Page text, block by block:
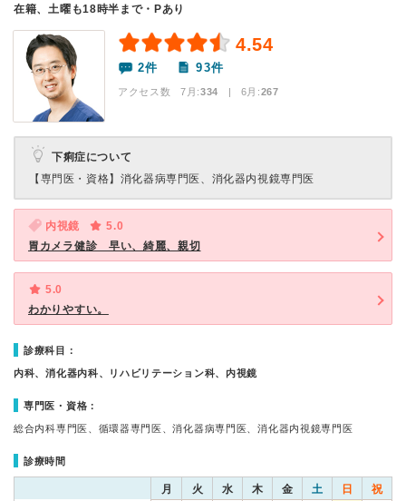
在籍、土曜も18時半まで・Pあり
4.54
2件 93件
アクセス数 7月:334 | 6月:267
下痢症について
【専門医・資格】 消化器病専門医、消化器内視鏡専門医
内視鏡
5.0
胃カメラ健診 早い、綺麗、親切
5.0
わかりやすい。
診療科目：
内科、消化器内科、リハビリテーション科、内視鏡
専門医・資格：
総合内科専門医、循環器専門医、消化器病専門医、消化器内視鏡専門医
診療時間
月 火 水 木 金 土 日 祝